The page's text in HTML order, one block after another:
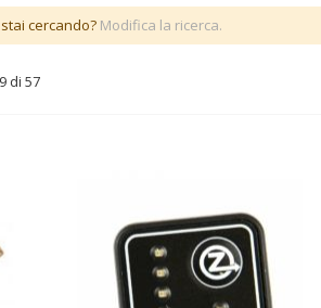
cercando? Modifica la ricerca.
di 57